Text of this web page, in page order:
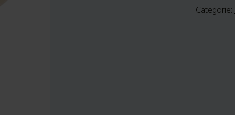
Categorie: